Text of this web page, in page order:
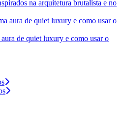
na arquitetura brutalista e no
de quiet luxury e como usar o